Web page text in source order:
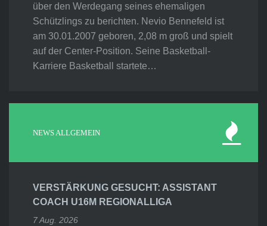
über den Werdegang seines ehemaligen
Schützlings zu berichten. Nevio Bennefeld ist
am 30.01.2007 geboren, 2,08 m groß und spielt
auf der Center-Position. Seine Basketball-
Karriere Basketball startete…
NEWS ALLGEMEIN
VERSTÄRKUNG GESUCHT: ASSISTANT
COACH U16M REGIONALLIGA
7 Aug. 2026